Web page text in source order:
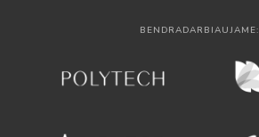
BENDRADARBIAUJAME: